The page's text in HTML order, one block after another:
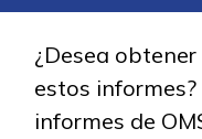
Estudiar
¿Desea
estos
informes de